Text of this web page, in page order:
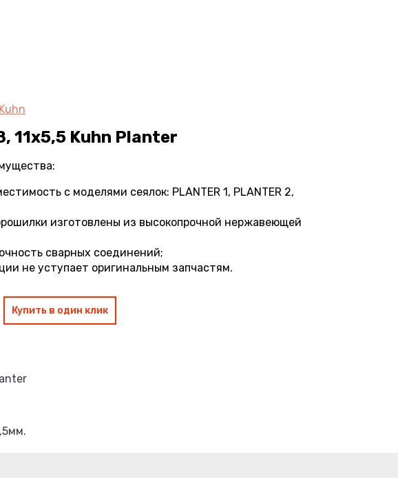
11х5,5 Kuhn Planter
с моделями сеялок: PLANTER 1, PLANTER 2,
изготовлены из высокопрочной нержавеющей
сварных соединений;
не уступает оригинальным запчастям.
Купить в один клик